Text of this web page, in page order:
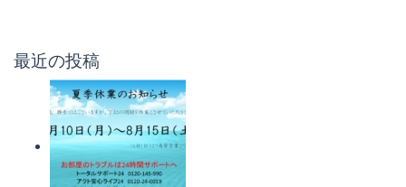
最近の投稿